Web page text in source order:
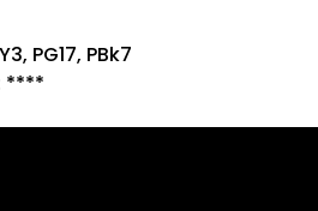
PG17, PBk7
****